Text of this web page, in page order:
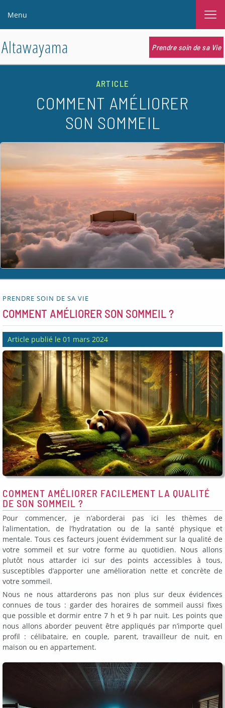
Menu
Altawayama Prendre soin de sa Vie
ARTICLE
COMMENT AMÉLIORER
SON SOMMEIL
PRENDRE SOIN DE SA VIE
COMMENT AMÉLIORER SON SOMMEIL ?
Article publié le 01 mars 2024
COMMENT AMÉLIORER FACILEMENT LA QUALITÉ
DE SON SOMMEIL ?
Pour commencer, je n’aborderai pas ici les thèmes de
l’alimentation, de l’hydratation ou de la santé physique et
mentale. Tous ces facteurs jouent évidemment sur la qualité de
votre sommeil et sur votre forme au quotidien. Nous allons
plutôt nous attarder ici sur des points accessibles à tous,
susceptibles d’apporter une amélioration nette et concrète de
votre sommeil.
Nous ne nous attarderons pas non plus sur deux évidences
connues de tous : garder des horaires de sommeil aussi fixes
que possible et dormir entre 7 h et 9 h par nuit. Les points que
nous allons aborder peuvent être appliqués par n’importe quel
profil : célibataire, en couple, parent, travailleur de nuit, en
maison ou en appartement.